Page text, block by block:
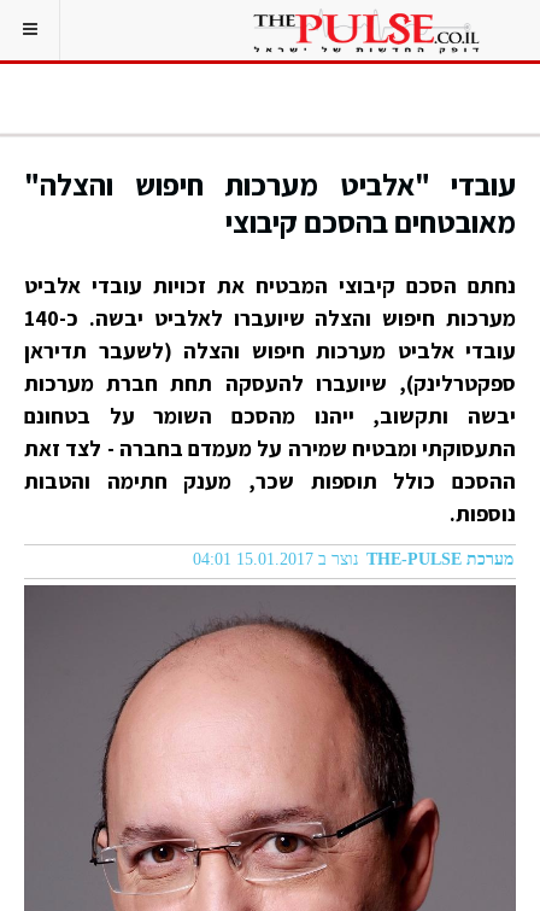
עובדי "אלביט מערכות חיפוש והצלה"
מאובטחים בהסכם קיבוצי
נחתם הסכם קיבוצי המבטיח את זכויות עובדי אלביט
מערכות חיפוש והצלה שיועברו לאלביט יבשה. כ-140
עובדי אלביט מערכות חיפוש והצלה (לשעבר תדיראן
ספקטרלינק), שיועברו להעסקה תחת חברת מערכות
יבשה ותקשוב, ייהנו מהסכם השומר על בטחונם
התעסוקתי ומבטיח שמירה על מעמדם בחברה - לצד זאת
ההסכם כולל תוספות שכר, מענק חתימה והטבות
נוספות.
מערכת THE-PULSE נוצר ב 15.01.2017 04:01